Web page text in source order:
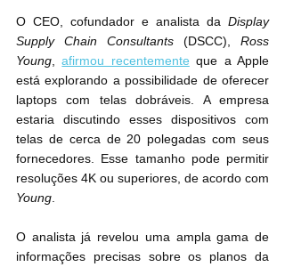
O CEO, cofundador e analista da Display
Supply Chain Consultants (DSCC), Ross
Young , afirmou recentemente que a Apple
está explorando a possibilidade de oferecer
laptops com telas dobráveis. A empresa
estaria discutindo esses dispositivos com
telas de cerca de 20 polegadas com seus
fornecedores. Esse tamanho pode permitir
Young
O analista já revelou uma ampla gama de
informações precisas sobre os planos da